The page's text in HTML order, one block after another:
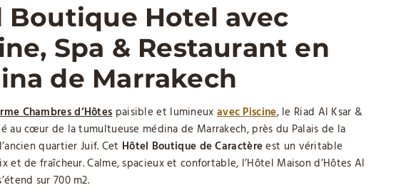
Boutique Hotel avec
Spa & Restaurant en
de Marrakech
Chambres d’Hôtespaisible et lumineux avecPiscine, le Riad Al Ksar &
au cœur de la tumultueuse médina de Marrakech, près du Palais de la
quartier Juif. Cet Hôtel Boutique de Caractèreest un véritable
et de fraîcheur. Calme, spacieux et confortable, l’Hôtel Maison d’Hôtes Al
sur 700 m2.